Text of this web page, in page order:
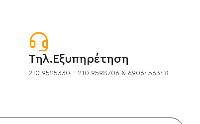
Τηλ.Εξυπηρέτηση
210.9525330 - 210.9598706 & 6906456348